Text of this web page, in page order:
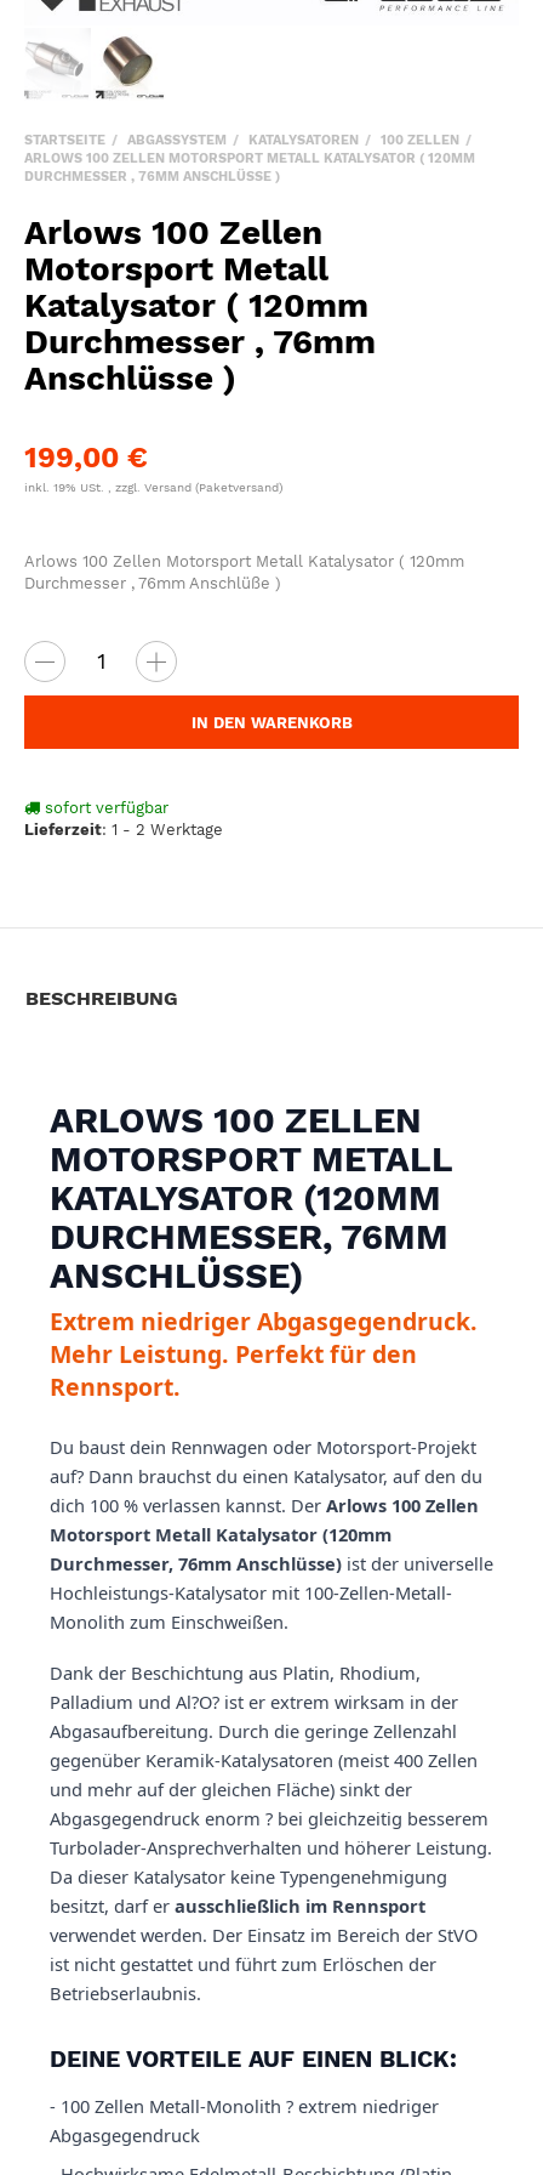
STARTSEITE ABGASSYSTEM KATALYSATOREN
100 ZELLEN
ARLOWS 100 ZELLEN MOTORSPORT METALL KATALYSATOR ( 120MM
DURCHMESSER , 76MM ANSCHLÜSSE )
Arlows 100 Zellen
Motorsport Metall
Katalysator ( 120mm
Durchmesser , 76mm
Anschlüsse )
199,00 €
inkl. 19% USt. , zzgl. Versand (Paketversand)
Arlows 100 Zellen Motorsport Metall Katalysator ( 120mm
Durchmesser , 76mm Anschlüße )
IN DEN WARENKORB
sofort verfügbar
Lieferzeit: 1 - 2 Werktage
BESCHREIBUNG
ARLOWS 100 ZELLEN
MOTORSPORT METALL
KATALYSATOR (120MM
DURCHMESSER, 76MM
ANSCHLÜSSE)
Extrem niedriger Abgasgegendruck.
Mehr Leistung. Perfekt für den
Rennsport.
Du baust dein Rennwagen oder Motorsport-Projekt
auf? Dann brauchst du einen Katalysator, auf den du
dich 100 % verlassen kannst. Der Arlows 100 Zellen
Motorsport Metall Katalysator (120mm
Durchmesser, 76mm Anschlüsse) ist der universelle
Hochleistungs-Katalysator mit 100-Zellen-Metall-
Monolith zum Einschweißen.
Dank der Beschichtung aus Platin, Rhodium,
Palladium und Al?O? ist er extrem wirksam in der
Abgasaufbereitung. Durch die geringe Zellenzahl
gegenüber Keramik-Katalysatoren (meist 400 Zellen
und mehr auf der gleichen Fläche) sinkt der
Abgasgegendruck enorm ? bei gleichzeitig besserem
Turbolader-Ansprechverhalten und höherer Leistung.
Da dieser Katalysator keine Typengenehmigung
besitzt, darf er ausschließlich im Rennsport
verwendet werden. Der Einsatz im Bereich der StVO
ist nicht gestattet und führt zum Erlöschen der
Betriebserlaubnis.
DEINE VORTEILE AUF EINEN BLICK:
- 100 Zellen Metall-Monolith ? extrem niedriger
Abgasgegendruck